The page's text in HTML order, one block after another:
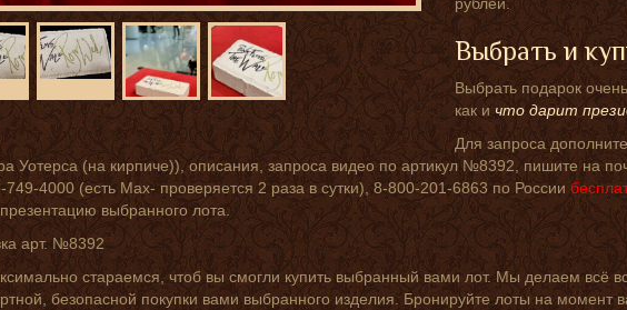
Выбрать и
Выбрать подарок
как ичто дарит
Для запроса
Уотерса (на кирпиче)), описания, запроса видео по артикул №8392, пишите на
749-4000 (есть Мах- проверяется 2 раза в сутки), 8-800-201-6863 по России
выбранного лота.
арт. №8392
стараемся, чтоб вы смогли купить выбранный вами лот. Мы делаем всё
безопасной покупки вами выбранного изделия. Бронируйте лоты на момент